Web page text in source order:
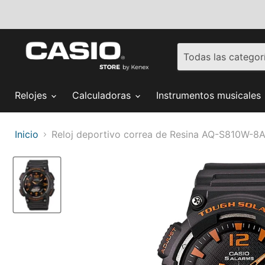
Todas las
Relojes Calculadoras Instrumentos musicales
Inicio Reloj deportivo correa de Resina AQ-S810W-